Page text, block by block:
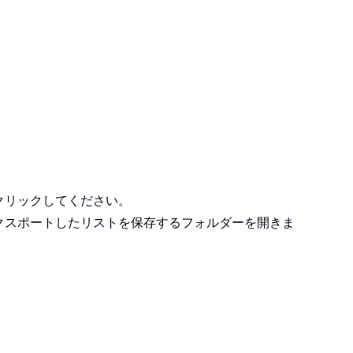
ックしてください。
ポートしたリストを保存するフォルダーを開きま